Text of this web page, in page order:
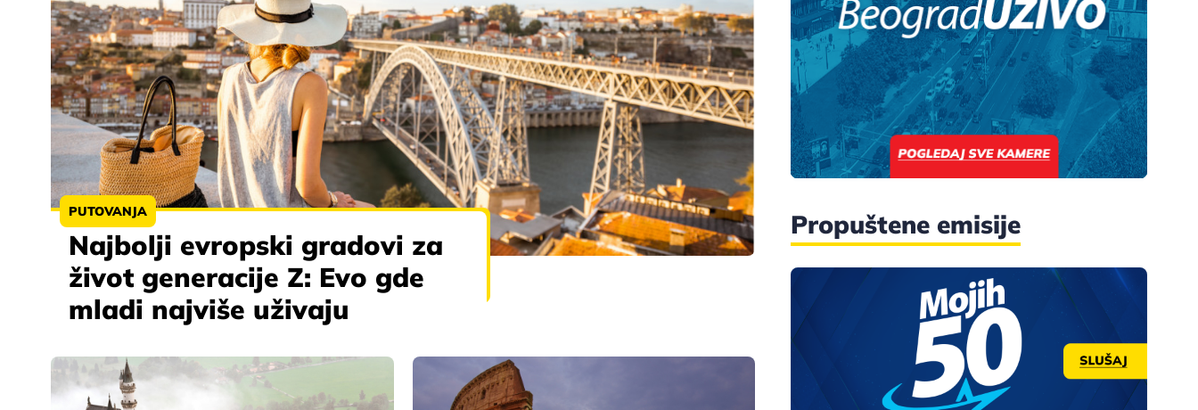
PUTOVANJA
Najbolji evropski gradovi za
život generacije Z: Evo gde
mladi najviše uživaju
Propuštene emisije